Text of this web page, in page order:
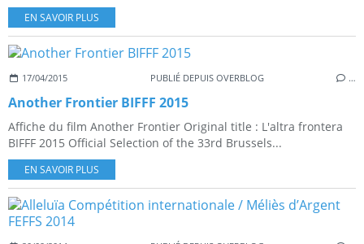
EN SAVOIR PLUS
17/04/2015 PUBLIÉ DEPUIS OVERBLOG …
Another Frontier BIFFF 2015
Affiche du film Another Frontier Original title : L'altra frontera
BIFFF 2015 Official Selection of the 33rd Brussels...
EN SAVOIR PLUS